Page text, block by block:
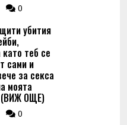
0
убития
теб се
сами и
за секса
моята
(ВИЖ ОЩЕ)
0